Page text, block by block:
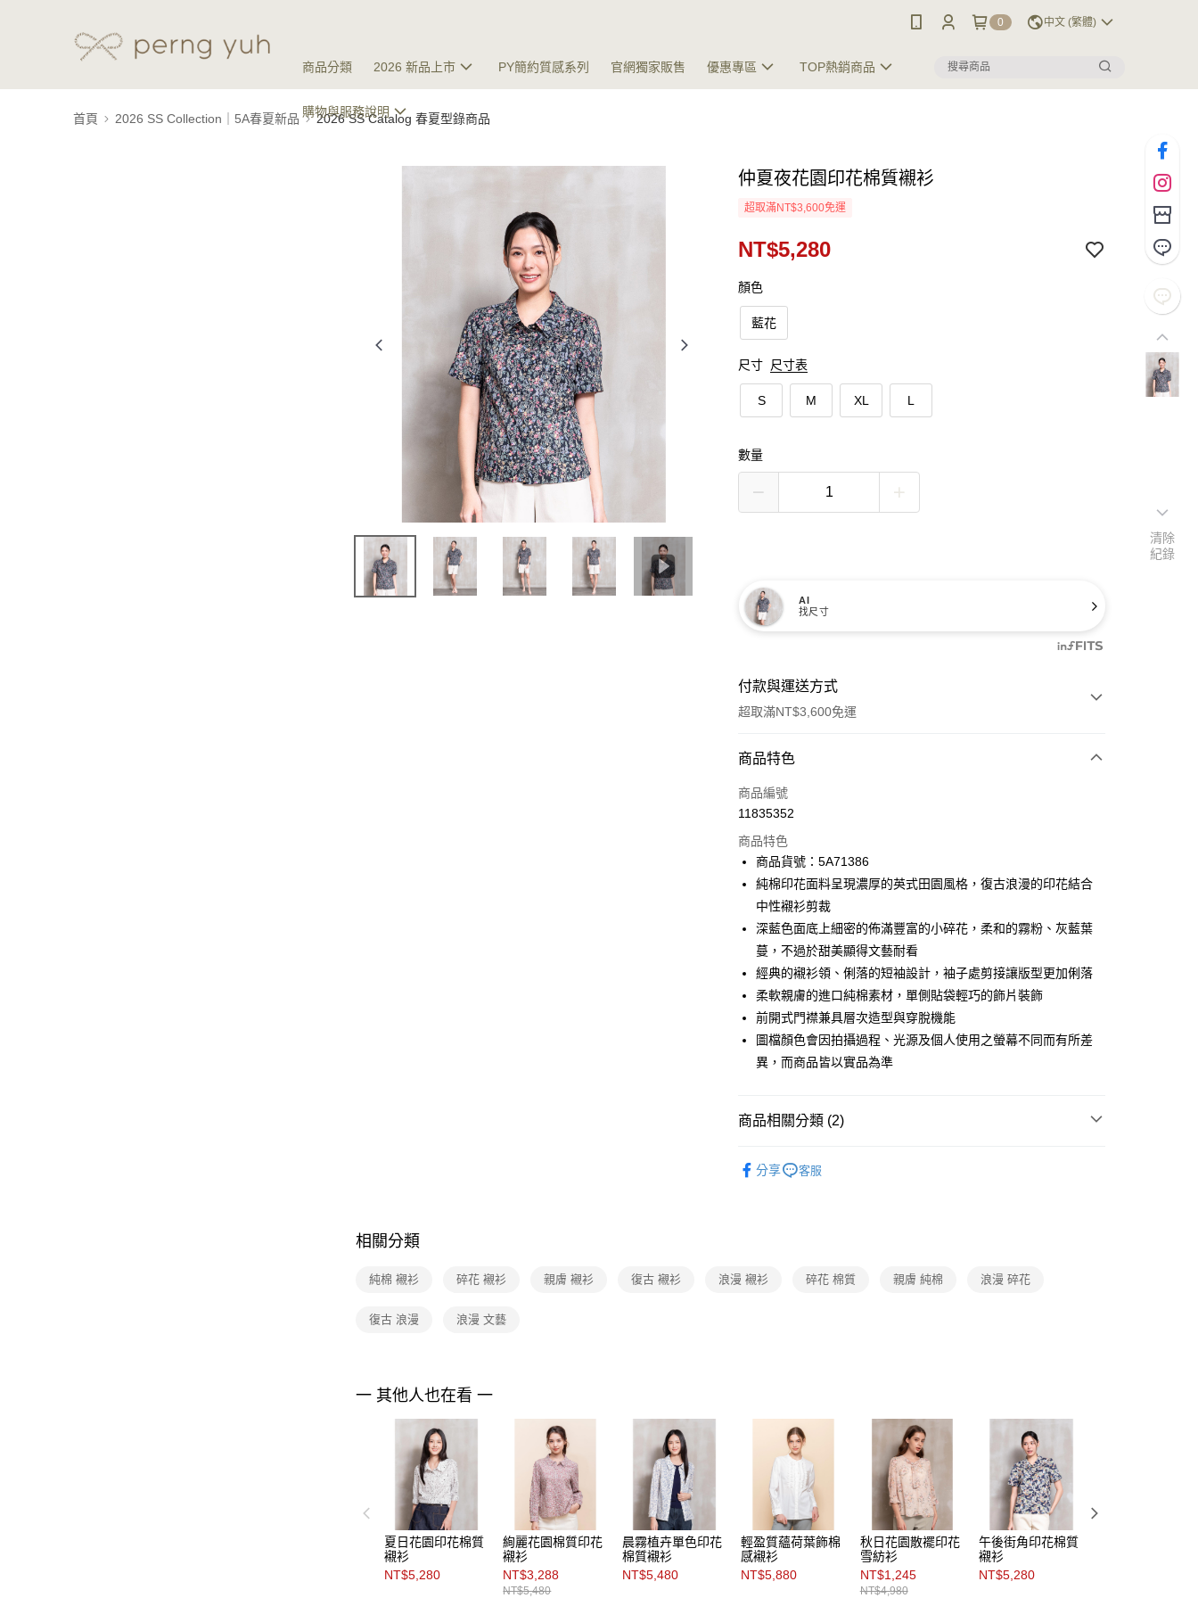
0 中文 (繁體)
商品分類 2026 新品上市 PY簡約質感系列 官網獨家販售 優惠專區 TOP熱銷商品
購物與服務說明
首頁 2026 SS Collection｜5A春夏新品 2026 SS Catalog 春夏型錄商品
仲夏夜花園印花棉質襯衫
超取滿NT$3,600免運
NT$5,280
顏色
藍花
尺寸 尺寸表
S M XL L
數量
AI
找尺寸
付款與運送方式
超取滿NT$3,600免運
付款方式
信用卡一次付款
3 期 0 利率 每期
合作金庫商業銀行
第一商業銀行
華南商業銀行
國泰世華商業銀行
兆豐國際商業銀行
臺灣中小企業銀行
匯豐（台灣）商業銀行
華泰商業銀行
聯邦商業銀行
遠東國際商業銀行
元大商業銀行
永豐商業銀行
台新國際商業銀行
中國信託商業銀行
台灣樂天信用卡公司
LINE Pay
街口支付
相關說明
【關於「AFTEE先享後付」】
AFTEE先享後付是「在收到商品之後才付款」的支付方式。 讓您購物簡單
便利好安心！
１．簡單：不需註冊會員、不需綁卡、不需儲值。
付」結帳頁面，進行簡訊認證並確認金額後，即可完成結帳。
※ 交易是否成功請以「AFTEE先享後付 」之結帳頁面顯示為準，若有關於
https://aftee.tw/terms/#terms3
３．未成年的使用者請事先徵得法定代理人或監護人之同意方可使用
「AFTEE先享後付」，若未經同意申辦者引起之損失，本公司不負相關責
４．使用「AFTEE先享後付」時，將依據個別帳號之用戶狀況，依本公司
即時審查核予不同之上限額度；若仍有額度不足之情形，本公司將視審查
結果請求用戶進行身份認證。
５．嚴禁一人註冊多個帳號或使用他人資訊註冊。若發現惡意使用之情
形，恩沛科技股份有限公司將有權停止該用戶之使用額度並採取法律行
動。
ATM付款
付款後全家FamilyMart取貨
商品特色
商品編號
11835352
商品特色
商品貨號：5A71386
純棉印花面料呈現濃厚的英式田園風格，復古浪漫的印花結合
中性襯衫剪裁
深藍色面底上細密的佈滿豐富的小碎花，柔和的霧粉、灰藍葉
蔓，不過於甜美顯得文藝耐看
經典的襯衫領、俐落的短袖設計，袖子處剪接讓版型更加俐落
柔軟親膚的進口純棉素材，單側貼袋輕巧的飾片裝飾
前開式門襟兼具層次造型與穿脫機能
圖檔顏色會因拍攝過程、光源及個人使用之螢幕不同而有所差
異，而商品皆以實品為準
商品相關分類 (2)
品 分享 客服
相關分類
純棉 襯衫 碎花 襯衫 親膚 襯衫 復古 襯衫 浪漫 襯衫 碎花 棉質 親膚 純棉 浪漫 碎花
復古 浪漫 浪漫 文藝
一 其他人也在看 一
夏日花園印花棉質
襯衫
NT$5,280
絢麗花園棉質印花
襯衫
NT$3,288
NT$5,480
晨霧植卉單色印花
棉質襯衫
NT$5,480
輕盈質蘊荷葉飾棉
感襯衫
NT$5,880
秋日花園散襬印花
雪紡衫
NT$1,245
NT$4,980
午後街角印花棉質
襯衫
NT$5,280
清除
紀錄